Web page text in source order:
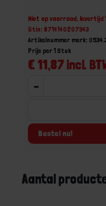
Niet op voorraad, levertijd
Gtin: 8714140207343
Artikelnummer merk:
€ 11,87 incl.
Prijs per 1 Stuk
-
Bestel nu!
Aantal